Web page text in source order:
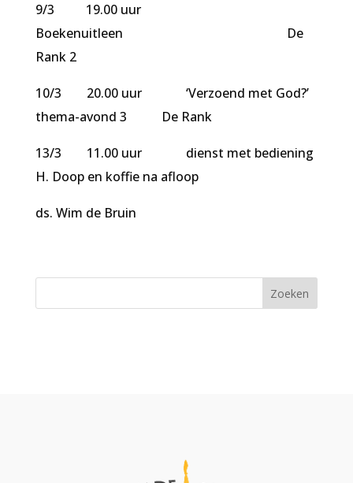
9/3 19.00 uur
Boekenuitleen De
Rank 2
10/3 20.00 uur ‘Verzoend met God?’
thema-avond 3 De Rank
13/3 11.00 uur dienst met bediening
H. Doop en koffie na afloop
ds. Wim de Bruin